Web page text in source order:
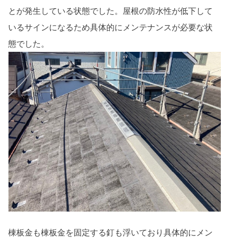
とが発生している状態でした。屋根の防水性が低下して
いるサインになるため具体的にメンテナンスが必要な状
態でした。
棟板金も棟板金を固定する釘も浮いており具体的にメン